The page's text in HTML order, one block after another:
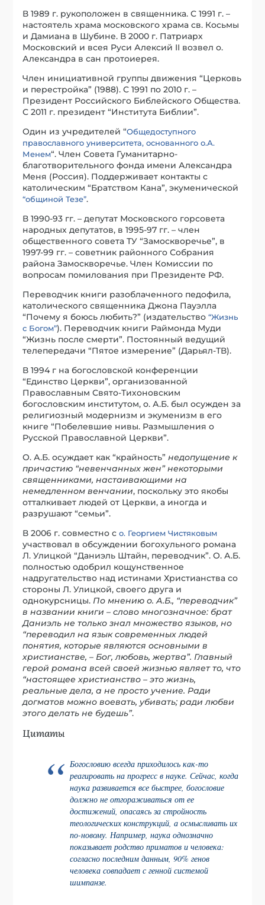
В 1989 г. рукоположен в священника. С 1991 г. –
настоятель храма московского храма св. Косьмы
и Дамиана в Шубине. В 2000 г. Патриарх
Московский и всея Руси Алексий II возвел о.
Александра в сан протоиерея.
Член инициативной группы движения “Церковь
и перестройка” (1988). С 1991 по 2010 г. –
Президент Российского Библейского Общества.
С 2011 г. президент “Института Библии”.
Один из учредителей “Общедоступного
православного университета, основанного о.А.
Менем“. Член Совета Гуманитарно-
благотворительного фонда имени Александра
Меня (Россия). Поддерживает контакты с
католическим “Братством Кана”, экуменической
“общиной Тезе”.
В 1990-93 гг. – депутат Московского горсовета
народных депутатов, в 1995-97 гг. – член
общественного совета ТУ “Замоскворечье”, в
1997-99 гг. – советник районного Собрания
района Замоскворечье. Член Комиссии по
вопросам помилования при Президенте РФ.
Переводчик книги разоблаченного педофила,
католического священника Джона Пауэлла
“Почему я боюсь любить?” (издательство“Жизнь
с Богом”). Переводчик книги Раймонда Муди
“Жизнь после смерти”. Постоянный ведущий
телепередачи “Пятое измерение” (Дарьял-ТВ).
В 1994 г на богословской конференции
“Единство Церкви”, организованной
Православным Свято-Тихоновским
богословским институтом, о. А.Б. был осужден за
религиозный модернизм и экуменизм в его
книге “Побелевшие нивы. Размышления о
Русской Православной Церкви”.
О. А.Б. осуждает как “крайность”недопущение к
причастию “невенчанных жен” некоторыми
священниками, настаивающими на
немедленном венчании, поскольку это якобы
отталкивает людей от Церкви, а иногда и
разрушают “семьи”.
В 2006 г. совместно со. Георгием Чистяковым
участвовал в обсуждении богохульного романа
Л. Улицкой “Даниэль Штайн, переводчик”. О. А.Б.
полностью одобрил кощунственное
надругательство над истинами Христианства со
стороны Л. Улицкой, своего друга и
однокурсницы. По мнению о. А.Б., “переводчик”
в названии книги – слово многозначное: брат
Даниэль не только знал множество языков, но
“переводил на язык современных людей
понятия, которые являются основными в
христианстве, – Бог, любовь, жертва”. Главный
герой романа всей своей жизнью являет то, что
“настоящее христианство – это жизнь,
реальные дела, а не просто учение. Ради
догматов можно воевать, убивать; ради любви
этого делать не будешь”.
Цитаты
Богословию всегда приходилось как-то
реагировать на прогресс в науке. Сейчас, когда
наука развивается все быстрее, богословие
должно не отгораживаться от ее
достижений, опасаясь за стройность
теологических конструкций, а осмысливать их
по-новому. Например, наука однозначно
показывает родство приматов и человека:
согласно последним данным, 90% генов
человека совпадает с генной системой
шимпанзе.